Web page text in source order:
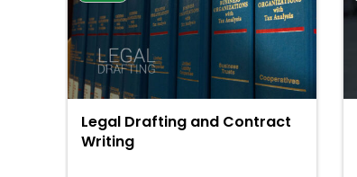
Legal Drafting and Contract
Writing